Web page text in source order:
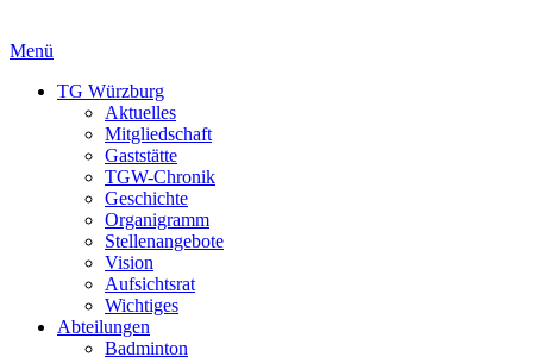
Menü
TG Würzburg
Aktuelles
Mitgliedschaft
Gaststätte
TGW-Chronik
Geschichte
Organigramm
Stellenangebote
Vision
Aufsichtsrat
Wichtiges
Abteilungen
Badminton